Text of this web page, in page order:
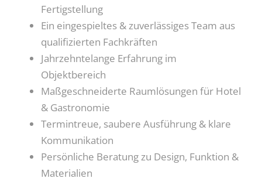
Fertigstellung
Ein eingespieltes & zuverlässiges Team aus
qualifizierten Fachkräften
Jahrzehntelange Erfahrung im
Objektbereich
Maßgeschneiderte Raumlösungen für Hotel
& Gastronomie
Termintreue, saubere Ausführung & klare
Kommunikation
Persönliche Beratung zu Design, Funktion &
Materialien